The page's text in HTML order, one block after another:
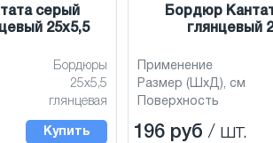
серый
25x5,5
Бордюры
25x5,5
глянцевая
Купить
Бордюр
глянцевый
Применение
Размер (ШхД), см
Поверхность
196 руб / шт.